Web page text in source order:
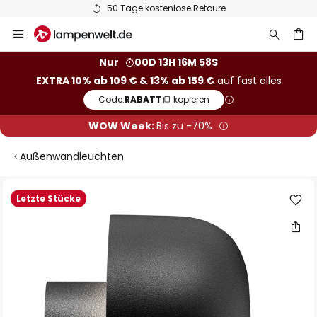
50 Tage kostenlose Retoure
Inhalt
Nur
00D 13H 16M 58S
EXTRA 10% ab 109 € & 13% ab 159 €auf fast alles
Code:RABATT kopieren
WOW Week:Bis zu -70%
Außenwandleuchten
Letzte Stücke
Zum
Ende